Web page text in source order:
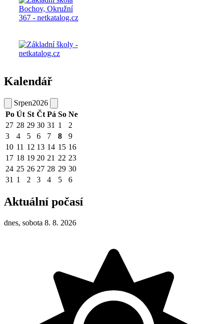
Kalendář
Srpen2026
Po Út St Čt Pá So Ne
27 28 29 30 31 1
2
3
4 5 6 7 8
9
10 11 12 13 14 15 16
17 18 19 20 21 22 23
24 25 26 27 28 29 30
31 1 2 3 4 5 6
Aktuální počasí
dnes, sobota 8. 8. 2026